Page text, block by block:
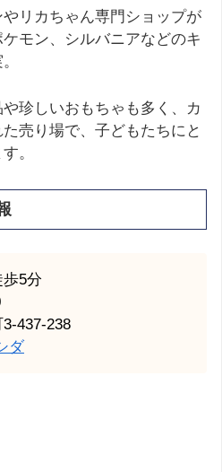
やリカちゃん専門ショップが
モン、シルバニアなどのキ
珍しいおもちゃも多く、カ
売り場で、子どもたちにと
。
5分
437-238
ダ